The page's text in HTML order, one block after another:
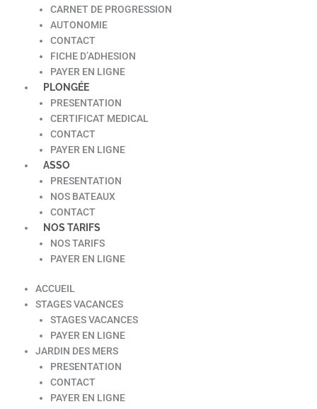
CARNET DE PROGRESSION
AUTONOMIE
CONTACT
FICHE D’ADHESION
PAYER EN LIGNE
PLONGÉE
PRESENTATION
CERTIFICAT MEDICAL
CONTACT
PAYER EN LIGNE
ASSO
PRESENTATION
NOS BATEAUX
CONTACT
NOS TARIFS
NOS TARIFS
PAYER EN LIGNE
ACCUEIL
STAGES VACANCES
STAGES VACANCES
PAYER EN LIGNE
JARDIN DES MERS
PRESENTATION
CONTACT
PAYER EN LIGNE